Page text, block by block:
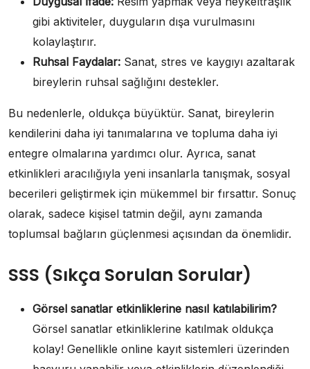
gibi aktiviteler, duyguların dışa vurulmasını
kolaylaştırır.
Ruhsal Faydalar: Sanat, stres ve kaygıyı azaltarak
bireylerin ruhsal sağlığını destekler.
Bu nedenlerle, oldukça büyüktür. Sanat, bireylerin
kendilerini daha iyi tanımalarına ve topluma daha iyi
entegre olmalarına yardımcı olur. Ayrıca, sanat
etkinlikleri aracılığıyla yeni insanlarla tanışmak, sosyal
becerileri geliştirmek için mükemmel bir fırsattır. Sonuç
olarak, sadece kişisel tatmin değil, aynı zamanda
toplumsal bağların güçlenmesi açısından da önemlidir.
SSS (Sıkça Sorulan Sorular)
Görsel sanatlar etkinliklerine nasıl katılabilirim?
Görsel sanatlar etkinliklerine katılmak oldukça
kolay! Genellikle online kayıt sistemleri üzerinden